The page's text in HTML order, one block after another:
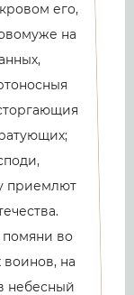
его,
на
приемлют
помяни во
на
небесный